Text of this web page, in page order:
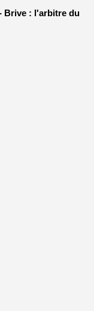
Brive : l'arbitre du